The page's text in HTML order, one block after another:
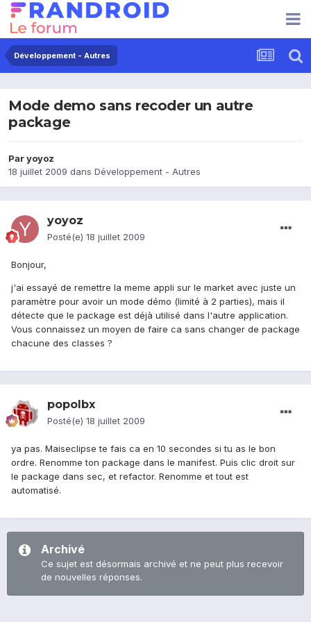
Développement - Autres
Mode demo sans recoder un autre
package
Paryoyoz
18 juillet 2009 dans Développement - Autres
yoyoz
Posté(e) 18 juillet 2009
Bonjour,
j'ai essayé de remettre la meme appli sur le market avec juste un
paramètre pour avoir un mode démo (limité à 2 parties), mais il
détecte que le package est déjà utilisé dans l'autre application.
Vous connaissez un moyen de faire ca sans changer de package
chacune des classes ?
popolbx
Posté(e) 18 juillet 2009
ya pas. Maiseclipse te fais ca en 10 secondes si tu as le bon
ordre. Renomme ton package dans le manifest. Puis clic droit sur
le package dans sec, et refactor. Renomme et tout est
automatisé.
Archivé
Ce sujet est désormais archivé et ne peut plus recevoir
de nouvelles réponses.